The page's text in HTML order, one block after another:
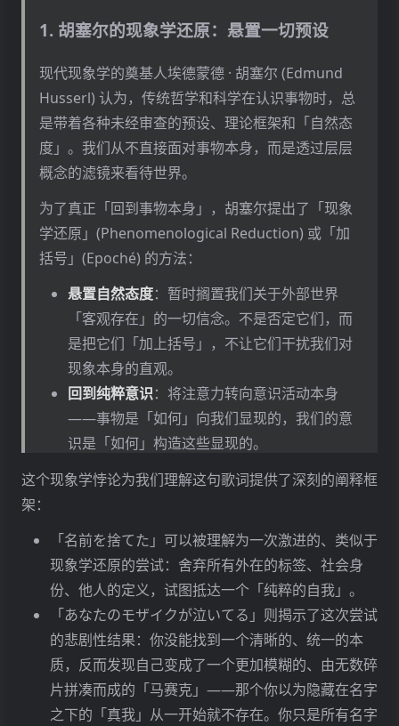
oh, when you bleed, 惑星に そう その影を伸ばせ
ねぇ 私の世界（ほし）が知りたがっているわ さあ
我的世界正渴望知晓
you bleed, yes, bleed その血で 天（そら）の五線
譜を書き換えれば
五线谱
code ‘KiLLKiSS’ uh..,
KiLLKiSS judy.., KiLLKiSS jude.., KiLLKiSS juda..,
KiLLKiSS judy.., KiLLKiSS jude.., KiLLKiSS juda..,
瞒天过海
KiLLKiSS judy.., KiLLKiSS jude.., KiLLKiSS juda..,
KiLLKiSS judy.., KiLLKiSS jude.., KiLLKiSS juda..,
抱きしめて
紧抱入怀
ねぇ あからさまね 醜い終局に すべてが変わってゆ
真是明目张胆啊 丑陋结局将会改变一切
儚いのね
多么缥缈
1. 胡塞尔的现象学还原：悬置一切预设
现代现象学的奠基人埃德蒙德 · 胡塞尔 (Edmund
Husserl) 认为，传统哲学和科学在认识事物时，总
是带着各种未经审查的预设、理论框架和「自然态
度」。我们从不直接面对事物本身，而是透过层层
概念的滤镜来看待世界。
为了真正「回到事物本身」，胡塞尔提出了「现象
学还原」(Phenomenological Reduction) 或「加
括号」(Epoché) 的方法：
悬置自然态度：暂时搁置我们关于外部世界
「客观存在」的一切信念。不是否定它们，而
是把它们「加上括号」，不让它们干扰我们对
现象本身的直观。
回到纯粹意识：将注意力转向意识活动本身
——事物是「如何」向我们显现的，我们的意
识是「如何」构造这些显现的。
本质直观：通过这种还原，我们可以把握到事
物的「本质」(Eidos)，即那些使事物之所以为
胡塞尔相信，通过现象学还原，我们能够抵达一个
纯粹的、无预设的、绝对确定的认识基础。然而，
这个乐观的信念在海德格尔那里遭遇了根本性的挑
战。
2. 海德格尔的真理观：Aletheia——解蔽
与遮蔽的共属
这个现象学悖论为我们理解这句歌词提供了深刻的阐释框
架：
「名前を捨てた」可以被理解为一次激进的、类似于
现象学还原的尝试：舍弃所有外在的标签、社会身
份、他人的定义，试图抵达一个「纯粹的自我」。
「あなたのモザイクが泣いてる」则揭示了这次尝试
的悲剧性结果：你没能找到一个清晰的、统一的本
质，反而发现自己变成了一个更加模糊的、由无数碎
片拼凑而成的「马赛克」——那个你以为隐藏在名字
之下的「真我」从一开始就不存在。你只是所有名字